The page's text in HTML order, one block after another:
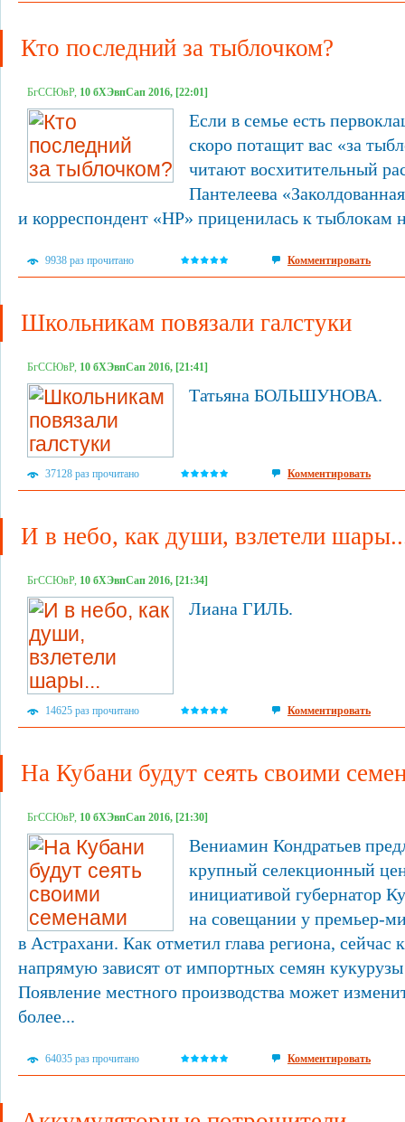
Кто последний за тыблочком?
БгССЮвР, 10 бХЭвпСап 2016, [22:01]
Если в семье есть
скоро потащит вас «за
читают восхитительный
Пантелеева
и корреспондент «НР» приценилась к тыблокам
9938 раз прочитано Комментировать
Школьникам повязали галстуки
БгССЮвР, 10 бХЭвпСап 2016, [21:41]
Татьяна БОЛЬШУНОВА.
37128 раз прочитано Комментировать
И в небо, как души, взлетели
БгССЮвР, 10 бХЭвпСап 2016, [21:34]
Лиана ГИЛЬ.
14625 раз прочитано Комментировать
На Кубани будут сеять своими
БгССЮвР, 10 бХЭвпСап 2016, [21:30]
Вениамин Кондратьев
крупный селекционный
инициативой губернатор
на совещании у премьер-
в Астрахани. Как отметил глава региона, сейчас
напрямую зависят от импортных семян
Появление местного производства может
более...
64035 раз прочитано Комментировать